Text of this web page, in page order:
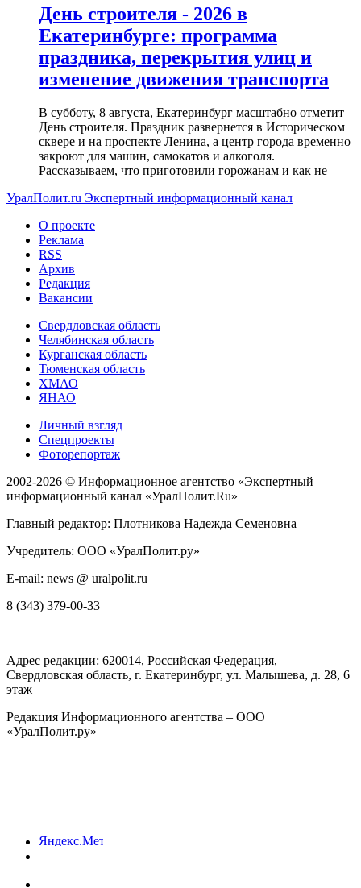
День строителя - 2026 в
Екатеринбурге: программа
праздника, перекрытия улиц и
изменение движения транспорта
В субботу, 8 августа, Екатеринбург масштабно отметит
День строителя. Праздник развернется в Историческом
сквере и на проспекте Ленина, а центр города временно
закроют для машин, самокатов и алкоголя.
Рассказываем, что приготовили горожанам и как не
УралПолит.ru Экспертный информационный канал
О проекте
Реклама
RSS
Архив
Редакция
Вакансии
Свердловская область
Челябинская область
Курганская область
Тюменская область
ХМАО
ЯНАО
Личный взгляд
Спецпроекты
Фоторепортаж
2002-2026 © Информационное агентство «Экспертный
информационный канал «УралПолит.Ru»
Главный редактор: Плотникова Надежда Семеновна
Учредитель: ООО «УралПолит.ру»
E-mail: news @ uralpolit.ru
8 (343) 379-00-33
Адрес редакции: 620014, Российская Федерация,
Свердловская область, г. Екатеринбург, ул. Малышева, д. 28, 6
этаж
Редакция Информационного агентства – ООО
«УралПолит.ру»